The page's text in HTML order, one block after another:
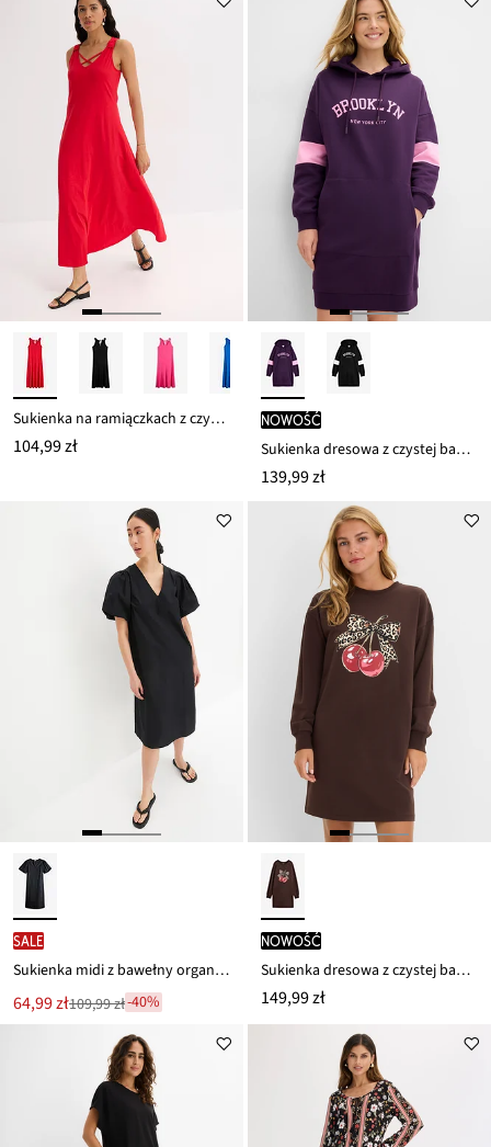
119,99 zł
Sukienka na ramiączkach z czystej bawełny organicznej
104,99 zł
nowość
Sukienka dresowa z czystej bawełny organicznej
139,99 zł
SALE
Sukienka midi z bawełny organicznej
Nowa
cena
64,99 zł
Przeceniono
109,99 zł-40%
nowość
Sukienka dresowa z czystej bawełny organicznej
149,99 zł